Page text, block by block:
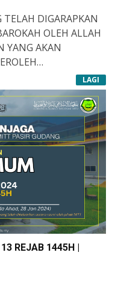
TELAH DIGARAPKAN
OLEH ALLAH
YANG AKAN
ILHAM YANG
DIJAUHI DARI
GANGGUAN
SEMOGA ALLAH
DENGAN
ALAMIIN.
LAGI
REJAB 1445H |